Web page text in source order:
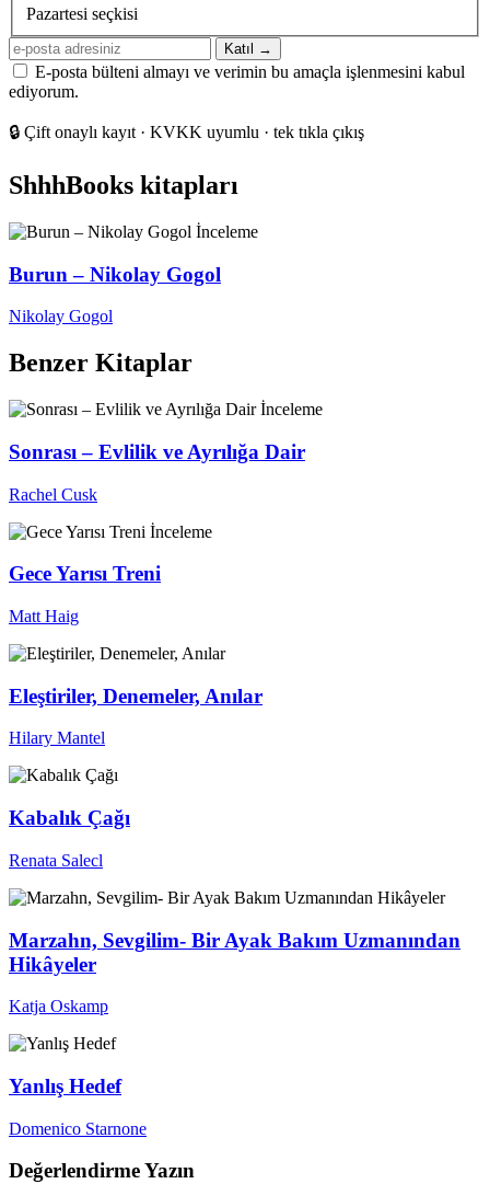
Pazartesi seçkisi
E-
posta
adresiniz
Katıl →
E-posta bülteni almayı ve verimin bu amaçla işlenmesini kabul
ediyorum.
🔒 Çift onaylı kayıt · KVKK uyumlu · tek tıkla çıkış
ShhhBooks kitapları
İnceleme
Burun – Nikolay Gogol
Nikolay Gogol
Benzer Kitaplar
İnceleme
Sonrası – Evlilik ve Ayrılığa Dair
Rachel Cusk
İnceleme
Gece Yarısı Treni
Matt Haig
Eleştiriler, Denemeler, Anılar
Hilary Mantel
Kabalık Çağı
Renata Salecl
Marzahn, Sevgilim- Bir Ayak Bakım Uzmanından
Hikâyeler
Katja Oskamp
Yanlış Hedef
Domenico Starnone
Değerlendirme Yazın